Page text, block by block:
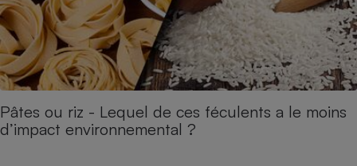
Pâtes ou riz - Lequel de ces féculents a le moins
d’impact environnemental ?